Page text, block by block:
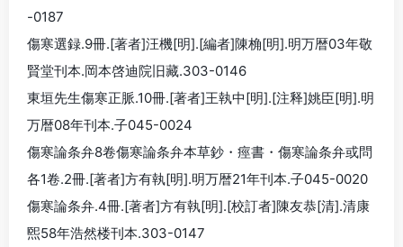
-0187
傷寒選録.9冊.[著者]汪機[明].[編者]陳桷[明].明万暦03年敬
賢堂刊本.岡本啓迪院旧藏.303-0146
東垣先生傷寒正脈.10冊.[著者]王執中[明].[注释]姚臣[明].明
万暦08年刊本.子045-0024
傷寒論条弁8卷傷寒論条弁本草鈔・痙書・傷寒論条弁或問
各1卷.2冊.[著者]方有執[明].明万暦21年刊本.子045-0020
傷寒論条弁.4冊.[著者]方有執[明].[校訂者]陳友恭[清].清康
煕58年浩然楼刊本.303-0147